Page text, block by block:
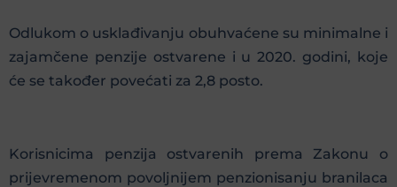
Odlukom o usklađivanju obuhvaćene su minimalne i
zajamčene penzije ostvarene i u 2020. godini, koje
će se također povećati za 2,8 posto.
Korisnicima penzija ostvarenih prema Zakonu o
prijevremenom povoljnijem penzionisanju branilaca